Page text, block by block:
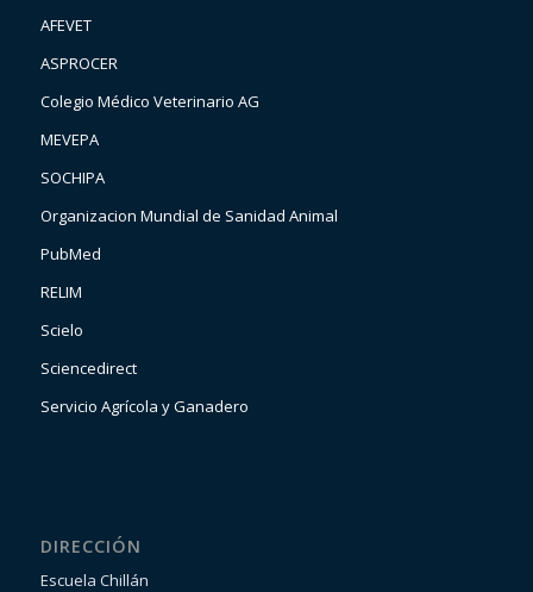
AFEVET
ASPROCER
Colegio Médico Veterinario AG
MEVEPA
SOCHIPA
Organizacion Mundial de Sanidad Animal
PubMed
RELIM
Scielo
Sciencedirect
Servicio Agrícola y Ganadero
DIRECCIÓN
Escuela Chillán